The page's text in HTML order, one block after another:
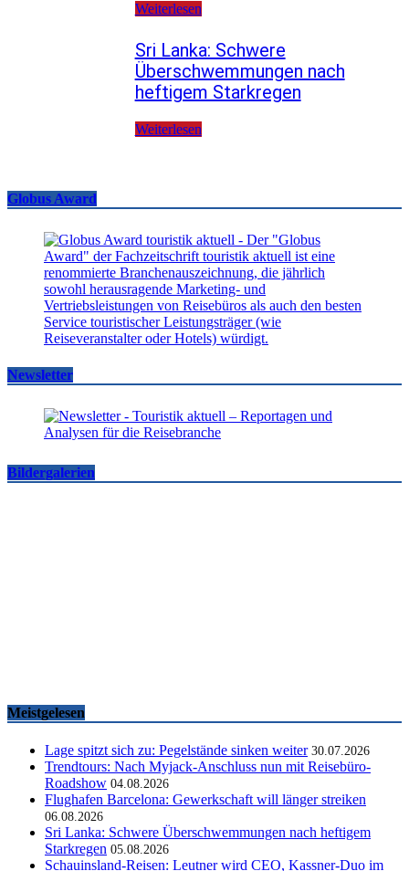
Weiterlesen
Sri Lanka: Schwere
Überschwemmungen nach
heftigem Starkregen
Weiterlesen
Globus Award
Newsletter
Bildergalerien
Meistgelesen
Lage spitzt sich zu: Pegelstände sinken weiter 30.07.2026
Trendtours: Nach Myjack-Anschluss nun mit Reisebüro-
Roadshow 04.08.2026
Flughafen Barcelona: Gewerkschaft will länger streiken
06.08.2026
Sri Lanka: Schwere Überschwemmungen nach heftigem
Starkregen 05.08.2026
Schauinsland-Reisen: Leutner wird CEO, Kassner-Duo im